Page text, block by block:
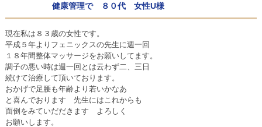
健康管理で ８０代 女性U様
現在私は８３歳の女性です。
平成５年よりフェニックスの先生に週一回
１８年間整体マッサージをお願いしてます。
調子の悪い時は週一回とは云わず二、三日
続けて治療して頂いております。
おかげで足腰も年齢より若いかなあ
と喜んでおります 先生にはこれからも
面倒をみていだだきます よろしく
お願いします。